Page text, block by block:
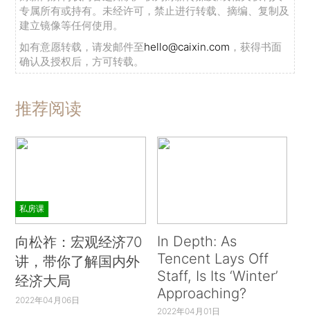
专属所有或持有。未经许可，禁止进行转载、摘编、复制及
建立镜像等任何使用。
如有意愿转载，请发邮件至hello@caixin.com ，获得书面
确认及授权后，方可转载。
推荐阅读
私房课
向松祚：宏观经济70
讲，带你了解国内外
经济大局
2022年04月06日
In Depth: As
Tencent Lays Off
Staff, Is Its ‘Winter’
Approaching?
2022年04月01日